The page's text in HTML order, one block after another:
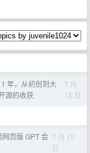
年，从初创到大
源的收获
7 月
15 日
页版 GPT 会 7 月 15
日